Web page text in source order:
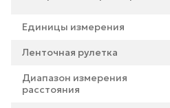
Единицы измерения
Ленточная рулетка
Диапазон измерения
расстояния